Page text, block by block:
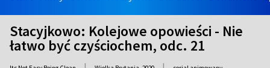
Stacyjkowo: Kolejowe opowieści - Nie
łatwo być czyściochem, odc. 21